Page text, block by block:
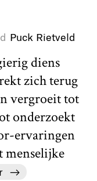
Puck Rietveld
diens
zich terug
vergroeit tot
onderzoekt
ervaringen
menselijke